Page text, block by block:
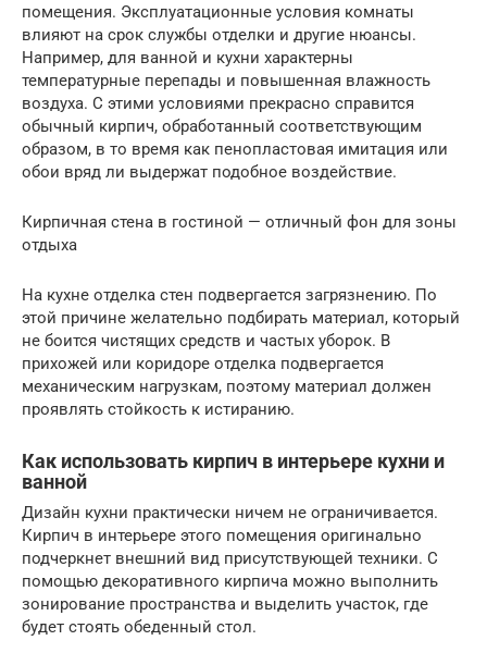
помещения. Эксплуатационные условия комнаты
влияют на срок службы отделки и другие нюансы.
Например, для ванной и кухни характерны
температурные перепады и повышенная влажность
воздуха. С этими условиями прекрасно справится
обычный кирпич, обработанный соответствующим
образом, в то время как пенопластовая имитация или
обои вряд ли выдержат подобное воздействие.
Кирпичная стена в гостиной — отличный фон для зоны
отдыха
На кухне отделка стен подвергается загрязнению. По
этой причине желательно подбирать материал, который
не боится чистящих средств и частых уборок. В
прихожей или коридоре отделка подвергается
механическим нагрузкам, поэтому материал должен
проявлять стойкость к истиранию.
Как использовать кирпич в интерьере кухни и
ванной
Дизайн кухни практически ничем не ограничивается.
Кирпич в интерьере этого помещения оригинально
подчеркнет внешний вид присутствующей техники. С
помощью декоративного кирпича можно выполнить
зонирование пространства и выделить участок, где
будет стоять обеденный стол.